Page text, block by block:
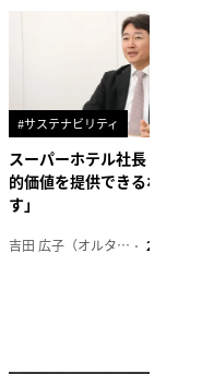
#サステナビリティ
スーパーホテル社長「地域
的価値を提供できるホテル
す」
吉田 広子（オルタナ輪番編集長） 2026年6